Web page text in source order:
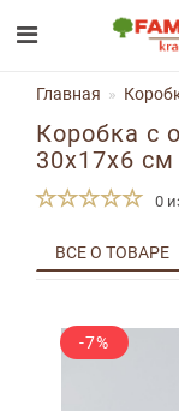
Главная
Коробка с
30x17x6 см
0
ВСЕ О ТОВАРЕ
-7%